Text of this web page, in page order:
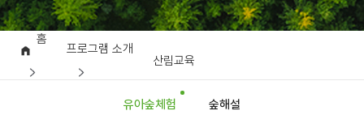
홈
프로그램 소개
산림교육
유아숲체험 숲해설